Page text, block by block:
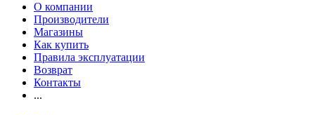
О компании
Производители
Магазины
Как купить
Правила эксплуатации
Возврат
Контакты
...